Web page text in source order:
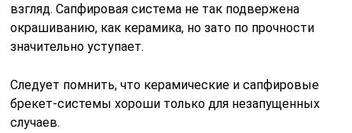
взгляд. Сапфировая система не так подвержена
окрашиванию, как керамика, но зато по прочности
значительно уступает.
Следует помнить, что керамические и сапфировые
брекет-системы хороши только для незапущенных
случаев.